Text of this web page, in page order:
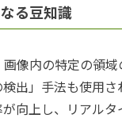
る豆知識
像内の特定の領
検出」手法も使用
向上し、リアル